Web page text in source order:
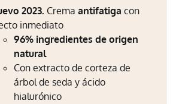
venta
Perfil
2023. Crema antifatiga con
inmediato
96% ingredientes de origen
natural
Con extracto de corteza de
árbol de seda y ácido
hialurónico